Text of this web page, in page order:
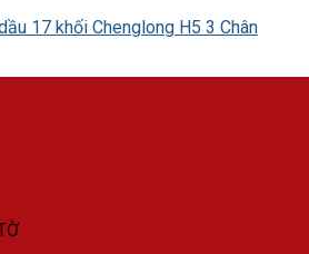
17 khối Chenglong H5 3 Chân